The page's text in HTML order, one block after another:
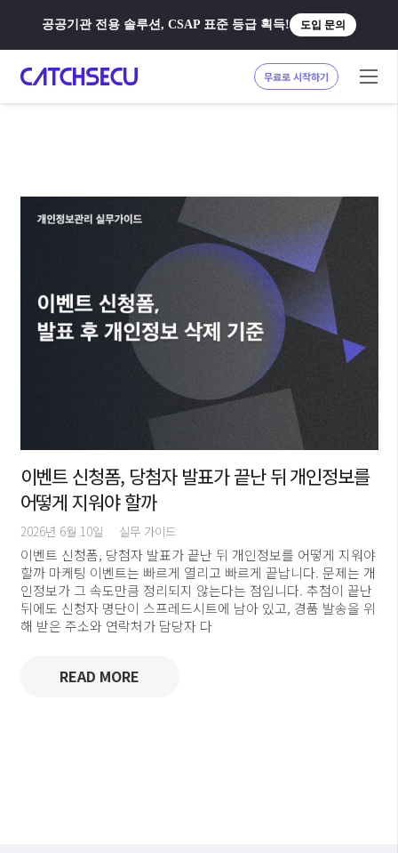
공공기관 전용 솔루션, CSAP 표준 등급 획득! 도입 문의
무료로 시작하기
이벤트 신청폼, 당첨자 발표가 끝난 뒤 개인정보를
어떻게 지워야 할까
2026년 6월 10일 실무 가이드
이벤트 신청폼, 당첨자 발표가 끝난 뒤 개인정보를 어떻게 지워야
할까 마케팅 이벤트는 빠르게 열리고 빠르게 끝납니다. 문제는 개
인정보가 그 속도만큼 정리되지 않는다는 점입니다. 추첨이 끝난
뒤에도 신청자 명단이 스프레드시트에 남아 있고, 경품 발송을 위
해 받은 주소와 연락처가 담당자 다
READ MORE